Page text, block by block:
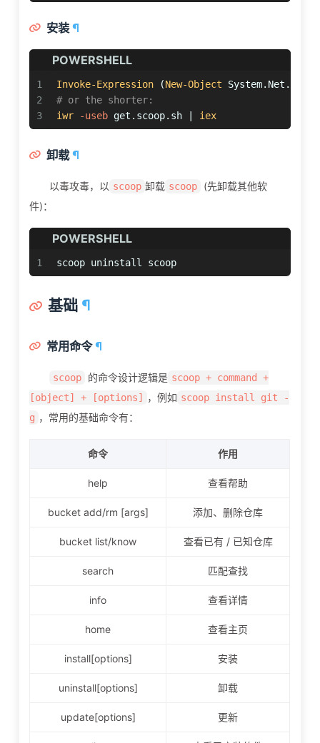
安装¶
POWERSHELL
1
2
3
Invoke-Expression (New-Object
# or the shorter:
iwr
-useb get.scoop.sh | iex
卸载¶
以毒攻毒，以 scoop 卸载 scoop
(先卸载其他软
件)：
POWERSHELL
1 scoop uninstall scoop
基础 ¶
常用命令¶
scoop 的命令设计逻辑是 scoop + command +
[object] + [options]
，例如 scoop install git -
g ，常用的基础命令有：
命令 作用
help 查看帮助
bucket add/rm [args] 添加、删除仓库
bucket list/know 查看已有 / 已知仓库
search 匹配查找
info 查看详情
home 查看主页
install[options] 安装
uninstall[options] 卸载
update[options] 更新